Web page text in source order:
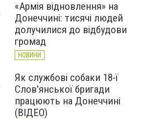
«Армія відновлення» на
Донеччині: тисячі людей
долучилися до відбудови
громад
НОВИНИ
Як службові собаки 18-ї
Слов'янської бригади
працюють на Донеччині
(ВІДЕО)